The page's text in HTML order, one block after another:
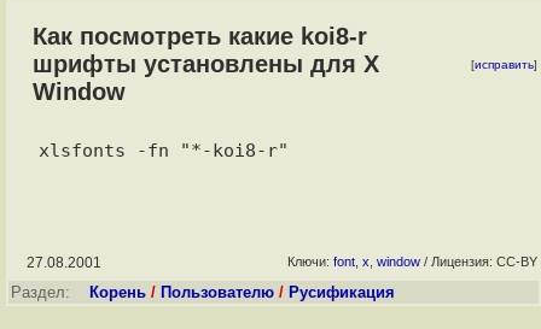
Как посмотреть какие koi8-r
шрифты установлены для X
Window
[исправить]
27.08.2001 Ключи: font x window / Лицензия: CC-BY
Раздел: Корень / Пользователю / Русификация